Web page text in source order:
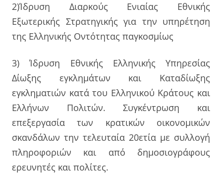
2)Ίδρυση Διαρκούς Ενιαίας Εθνικής
Εξωτερικής Στρατηγικής για την υπηρέτηση
της Ελληνικής Οντότητας παγκοσμίως
3) Ίδρυση Εθνικής Ελληνικής Υπηρεσίας
Δίωξης εγκλημάτων και Καταδίωξης
εγκληματιών κατά του Ελληνικού Κράτους και
Ελλήνων Πολιτών. Συγκέντρωση και
επεξεργασία των κρατικών οικονομικών
σκανδάλων την τελευταία 20ετία με συλλογή
πληροφοριών και από δημοσιογράφους
ερευνητές και πολίτες.